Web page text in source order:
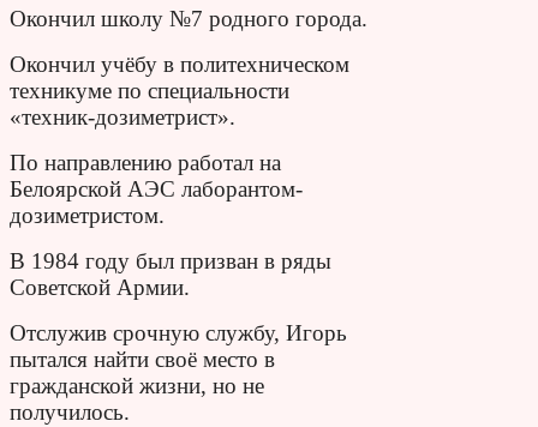
Окончил школу №7 родного города.
Окончил учёбу в политехническом
техникуме по специальности
«техник-дозиметрист».
По направлению работал на
Белоярской АЭС лаборантом-
дозиметристом.
В 1984 году был призван в ряды
Советской Армии.
Отслужив срочную службу, Игорь
пытался найти своё место в
гражданской жизни, но не
получилось.